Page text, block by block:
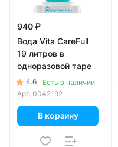
940 ₽
Вода Vita CareFull
19 литров в
одноразовой таре
4.6
Есть в наличии
Арт. 0042192
В корзину